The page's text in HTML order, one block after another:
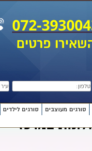
סורגים מעוצבים סורגים לילדים
072-
פרטים
במרכז